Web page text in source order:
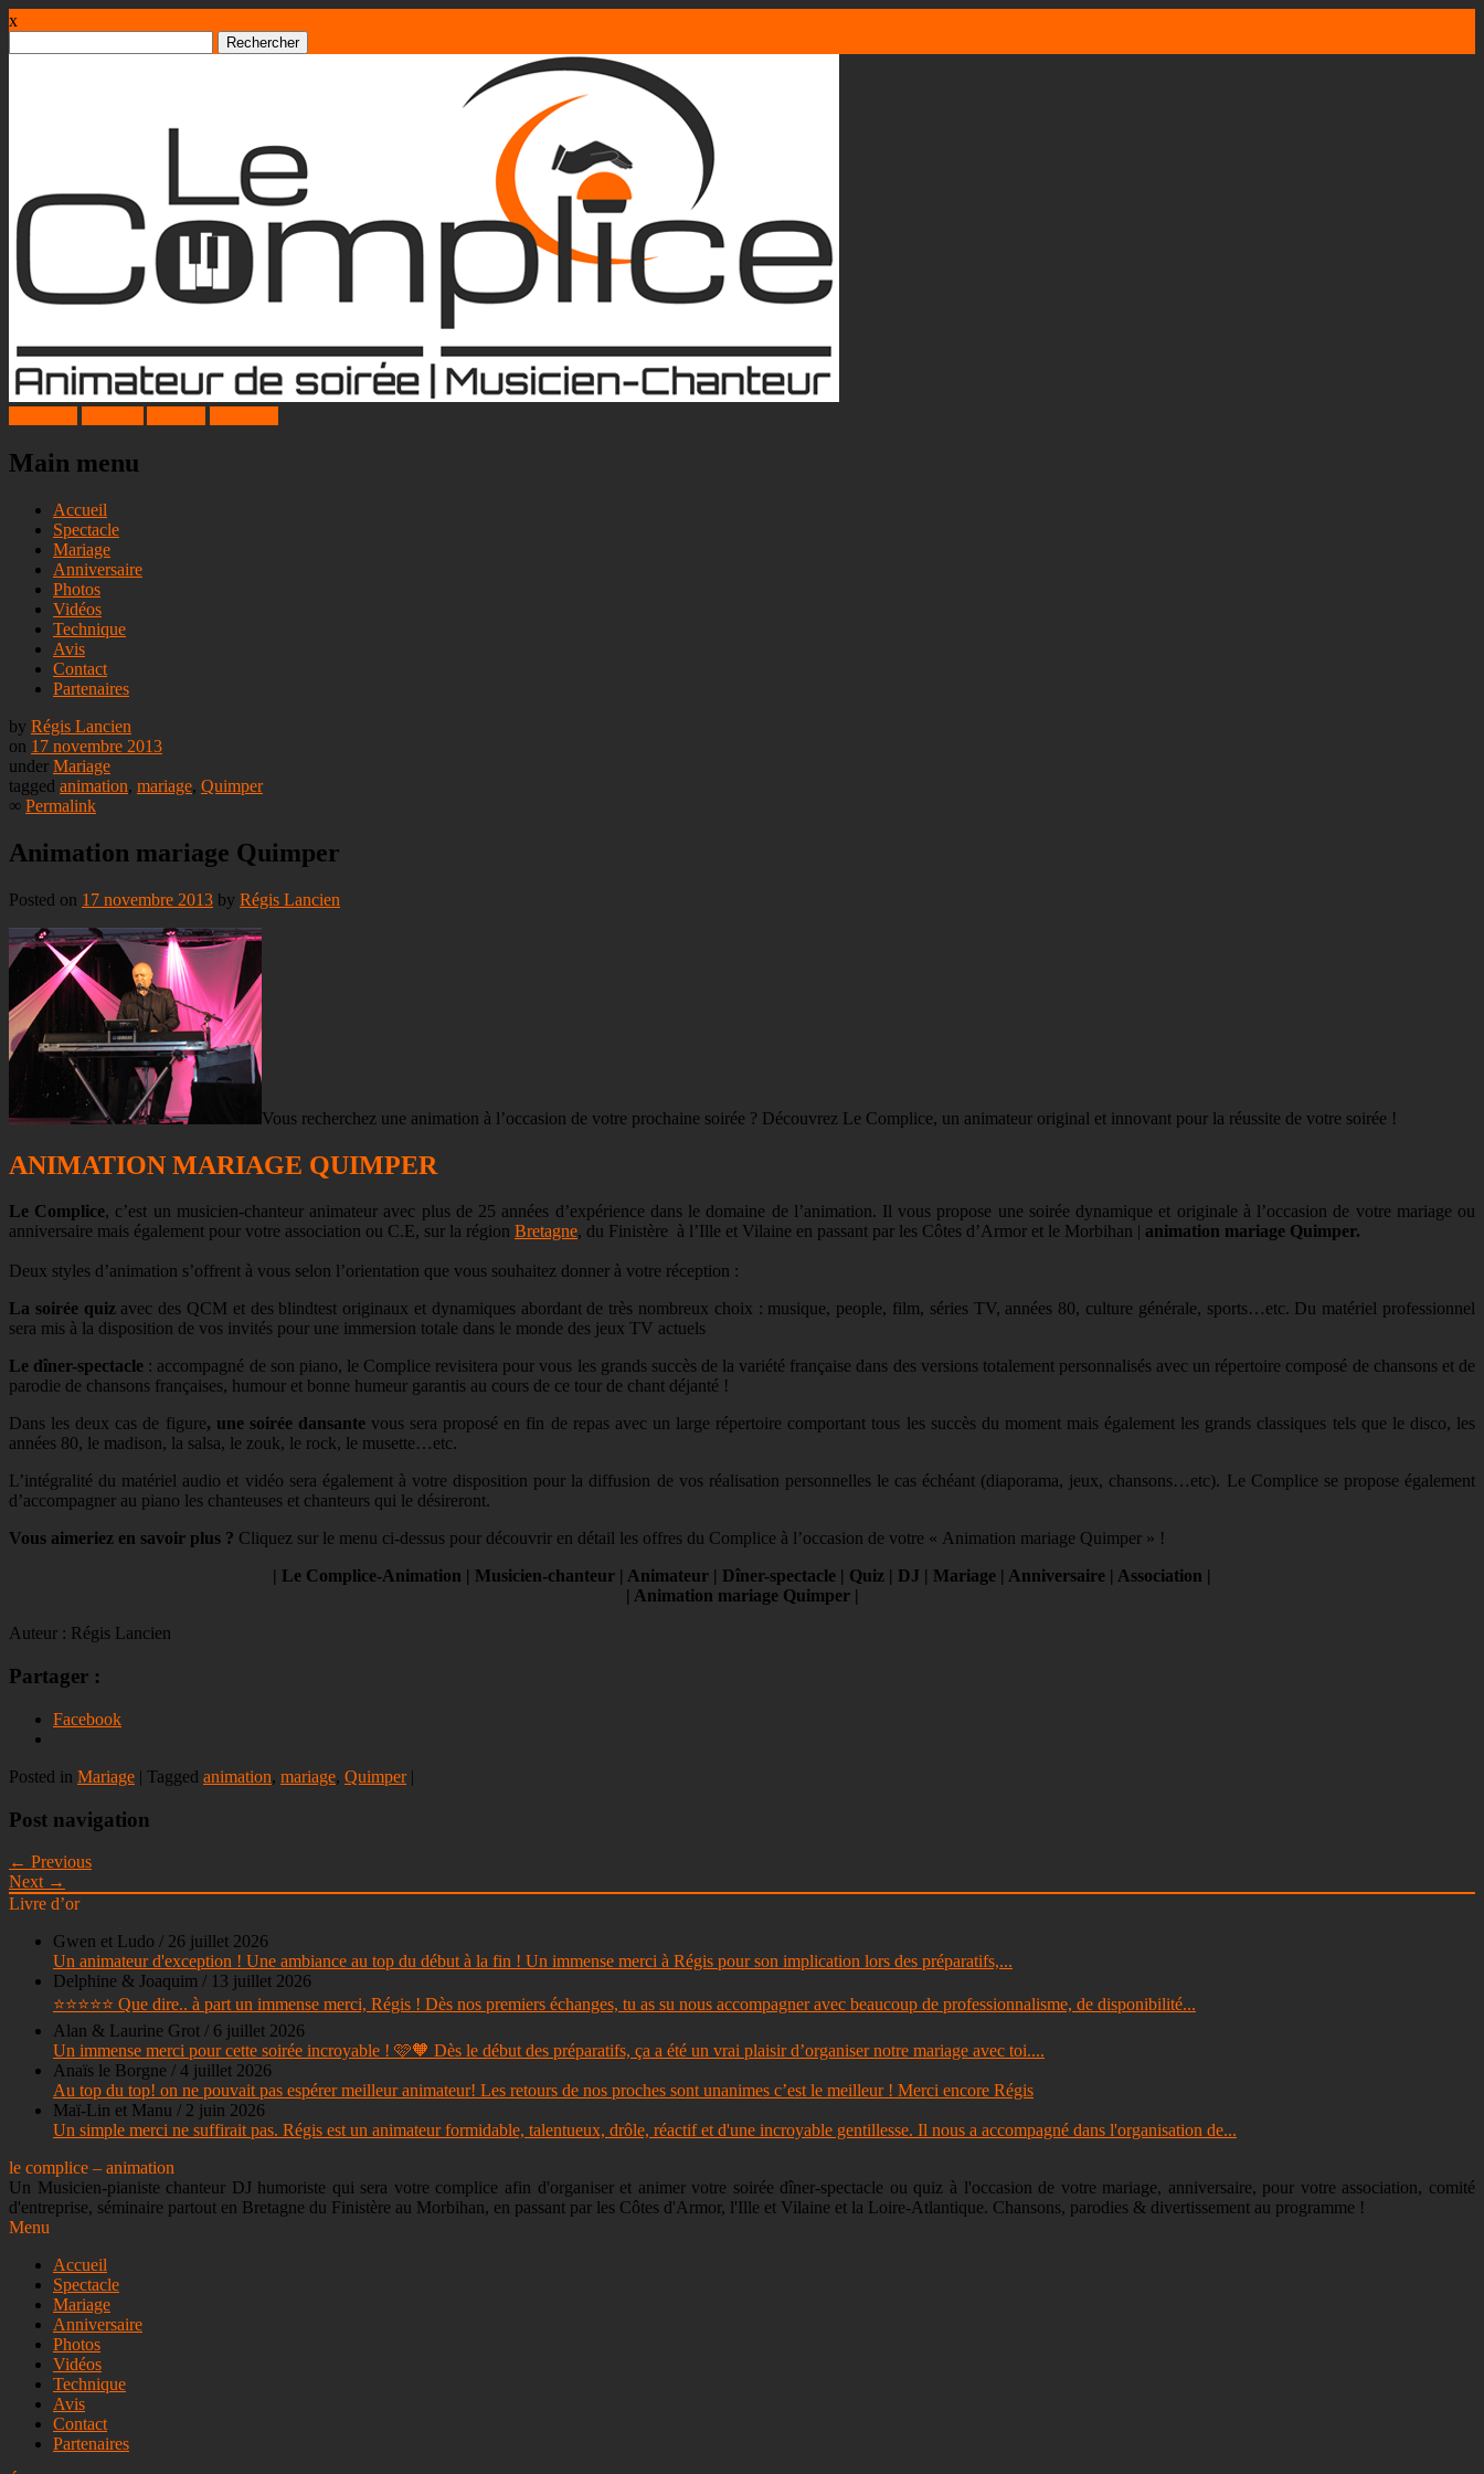
x
Main menu
Skip
content
Accueil
Spectacle
Mariage
Anniversaire
Photos
Vidéos
Technique
Avis
Contact
Partenaires
by Régis Lancien
on 17 novembre 2013
under Mariage
tagged animation, mariage, Quimper
∞ Permalink
Animation mariage Quimper
Posted on 17 novembre 2013 by Régis Lancien
Vous recherchez une animation à l’occasion de votre prochaine soirée ? Découvrez Le Complice, un animateur original et innovant pour la réussite de votre soirée !
ANIMATION MARIAGE QUIMPER
Le Complice, c’est un musicien-chanteur animateur avec plus de 25 années d’expérience dans le domaine de l’animation. Il vous propose une soirée dynamique et originale à l’occasion de votre mariage ou
anniversaire mais également pour votre association ou C.E, sur la région Bretagne, du Finistère à l’Ille et Vilaine en passant par les Côtes d’Armor et le Morbihan | animation mariage Quimper.
Deux styles d’animation s’offrent à vous selon l’orientation que vous souhaitez donner à votre réception :
La soirée quizavec des QCM et des blindtest originaux et dynamiques abordant de très nombreux choix : musique, people, film, séries TV, années 80, culture générale, sports…etc. Du matériel professionnel
sera mis à la disposition de vos invités pour une immersion totale dans le monde des jeux TV actuels
Le dîner-spectacle : accompagné de son piano, le Complice revisitera pour vous les grands succès de la variété française dans des versions totalement personnalisés avec un répertoire composé de chansons et de
parodie de chansons françaises, humour et bonne humeur garantis au cours de ce tour de chant déjanté !
Dans les deux cas de figure, une soirée dansantevous sera proposé en fin de repas avec un large répertoire comportant tous les succès du moment mais également les grands classiques tels que le disco, les
années 80, le madison, la salsa, le zouk, le rock, le musette…etc.
L’intégralité du matériel audio et vidéo sera également à votre disposition pour la diffusion de vos réalisation personnelles le cas échéant (diaporama, jeux, chansons…etc). Le Complice se propose également
d’accompagner au piano les chanteuses et chanteurs qui le désireront.
Vous aimeriez en savoir plus ? Cliquez sur le menu ci-dessus pour découvrir en détail les offres du Complice à l’occasion de votre « Animation mariage Quimper » !
| Le Complice-Animation | Musicien-chanteur | Animateur | Dîner-spectacle | Quiz | DJ | Mariage | Anniversaire | Association |
| Animation mariage Quimper |
Auteur : Régis Lancien
Partager :
Facebook
Posted in Mariage | Tagged animation, mariage, Quimper |
Post navigation
← Previous
Next →
Livre d’or
Gwen et Ludo / 26 juillet 2026
Un animateur d'exception ! Une ambiance au top du début à la fin ! Un immense merci à Régis pour son implication lors des préparatifs,...
Delphine & Joaquim / 13 juillet 2026
⭐⭐⭐⭐⭐ Que dire.. à part un immense merci, Régis ! Dès nos premiers échanges, tu as su nous accompagner avec beaucoup de professionnalisme, de disponibilité...
Alan & Laurine Grot / 6 juillet 2026
Un immense merci pour cette soirée incroyable ! 🩷🧡 Dès le début des préparatifs, ça a été un vrai plaisir d’organiser notre mariage avec toi....
Anaïs le Borgne / 4 juillet 2026
Au top du top! on ne pouvait pas espérer meilleur animateur! Les retours de nos proches sont unanimes c’est le meilleur ! Merci encore Régis
Maï-Lin et Manu / 2 juin 2026
Un simple merci ne suffirait pas. Régis est un animateur formidable, talentueux, drôle, réactif et d'une incroyable gentillesse. Il nous a accompagné dans l'organisation de...
le complice – animation
Un Musicien-pianiste chanteur DJ humoriste qui sera votre complice afin d'organiser et animer votre soirée dîner-spectacle ou quiz à l'occasion de votre mariage, anniversaire, pour votre association, comité
d'entreprise, séminaire partout en Bretagne du Finistère au Morbihan, en passant par les Côtes d'Armor, l'Ille et Vilaine et la Loire-Atlantique. Chansons, parodies & divertissement au programme !
Menu
Accueil
Spectacle
Mariage
Anniversaire
Photos
Vidéos
Technique
Avis
Contact
Partenaires